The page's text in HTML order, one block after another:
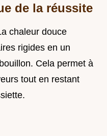
de la réussite
chaleur douce
rigides en un
Cela permet à
tout en restant